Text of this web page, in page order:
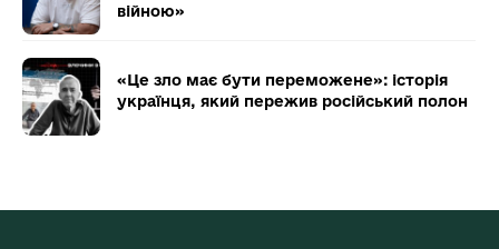
війною»
«Це зло має бути переможене»: історія
українця, який пережив російський полон